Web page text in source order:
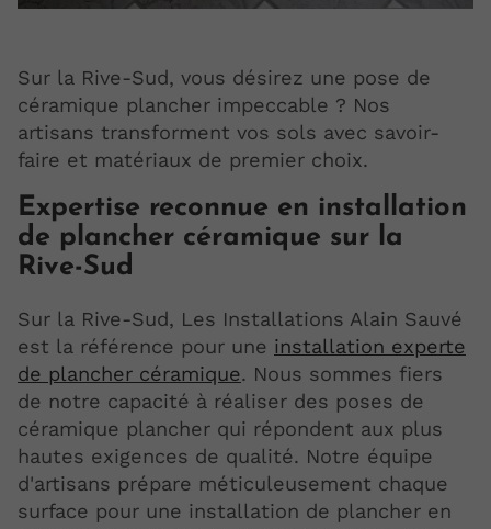
Sur la Rive-Sud, vous désirez une pose de
céramique plancher impeccable ? Nos
artisans transforment vos sols avec savoir-
faire et matériaux de premier choix.
Expertise reconnue en installation
de plancher céramique sur la
Rive-Sud
Sur la Rive-Sud, Les Installations Alain Sauvé
est la référence pour une installation experte
de plancher céramique. Nous sommes fiers
de notre capacité à réaliser des poses de
céramique plancher qui répondent aux plus
hautes exigences de qualité. Notre équipe
d'artisans prépare méticuleusement chaque
surface pour une installation de plancher en